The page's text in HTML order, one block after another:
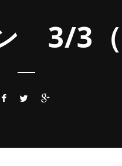
3/3（